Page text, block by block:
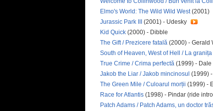
Elmo's World: The Wild Wild West(2001)
Jurassic Park III (2001) - Udesky
Kid Quick (2000) - Dibble
The Gift / Prezicere fatală (2000) - Gerald
South of Heaven, West of Hell / La granița
True Crime / Crima perfectă (1999) - Dale
Jakob the Liar / Jakob mincinosul (1999)
The Green Mile / Culoarul morții (1999) -
Race for Atlantis (1998) - Pindar (ride
Patch Adams / Patch Adams, un doctor